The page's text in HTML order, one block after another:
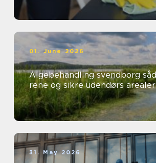
01. June 2026
Algebehandling svendborg sådan får du
rene og sikre udendørs arealer
31. May 2026